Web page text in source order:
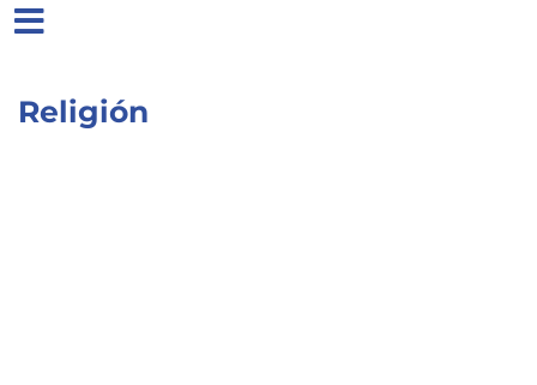
Religión